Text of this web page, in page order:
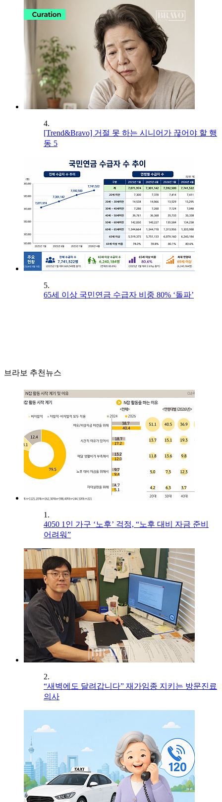
4.
[Trend&Bravo] 거절 못 하는 시니어가 끊어야 할 행
동 5
5.
65세 이상 국민연금 수급자 비중 80% ‘돌파’
브라보 추천뉴스
1.
4050 1인 가구 ‘노후’ 걱정, “노후 대비 자금 준비
어려워”
2.
“새벽에도 달려갑니다” 재가임종 지키는 방문진료
의사